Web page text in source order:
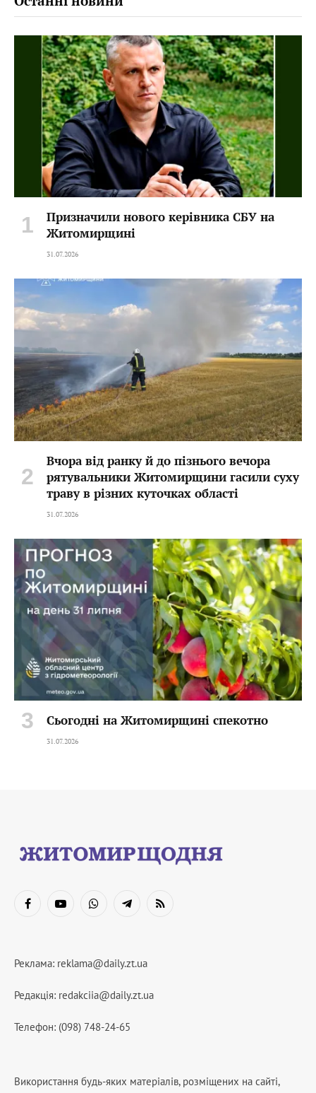
Призначили нового керівника СБУ на
Житомирщині
31.07.2026
Вчора від ранку й до пізнього вечора
рятувальники Житомирщини гасили суху
траву в різних куточках області
31.07.2026
Сьогодні на Житомирщині спекотно
31.07.2026
FacebookYouTubeWhatsAppTelegramRSS
Реклама: reklama@daily.zt.ua
Редакція: redakciia@daily.zt.ua
Телефон: (098) 748-24-65
Використання будь-яких матеріалів, розміщених на сайті,